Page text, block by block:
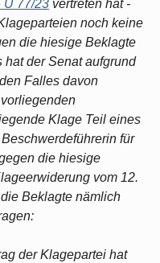
U 77/23 vertreten hat -
noch keine
die hiesige Beklagte
der Senat aufgrund
Falles davon
Klage Teil eines
für
die hiesige
vom 12.
Beklagte nämlich
der Klagepartei hat